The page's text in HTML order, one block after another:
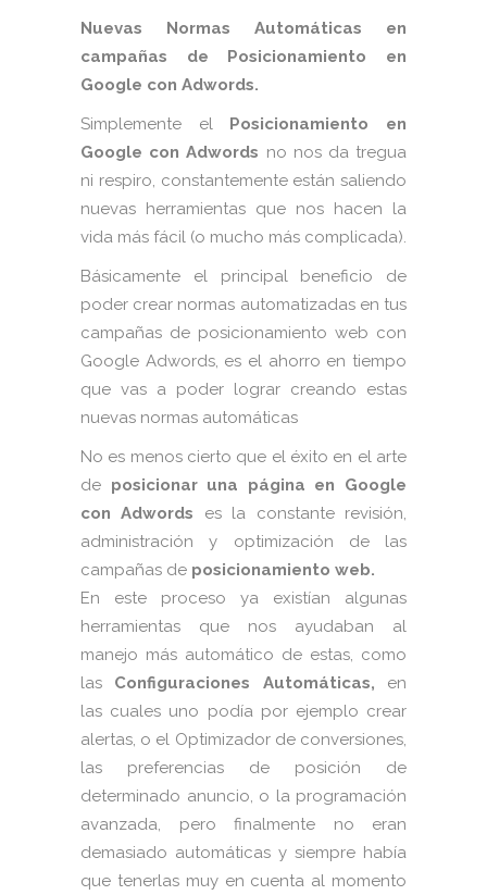
Nuevas Normas Automáticas en
campañas de Posicionamiento en
Google con Adwords.
Simplemente el Posicionamiento en
Google con Adwords no nos da tregua
ni respiro, constantemente están saliendo
nuevas herramientas que nos hacen la
vida más fácil (o mucho más complicada).
Básicamente el principal beneficio de
poder crear normas automatizadas en tus
campañas de posicionamiento web con
Google Adwords, es el ahorro en tiempo
que vas a poder lograr creando estas
nuevas normas automáticas
No es menos cierto que el éxito en el arte
de posicionar una página en Google
con Adwords es la constante revisión,
administración y optimización de las
campañas de posicionamiento web.
En este proceso ya existían algunas
herramientas que nos ayudaban al
manejo más automático de estas, como
las Configuraciones Automáticas, en
las cuales uno podía por ejemplo crear
alertas, o el Optimizador de conversiones,
las preferencias de posición de
determinado anuncio, o la programación
avanzada, pero finalmente no eran
demasiado automáticas y siempre había
que tenerlas muy en cuenta al momento